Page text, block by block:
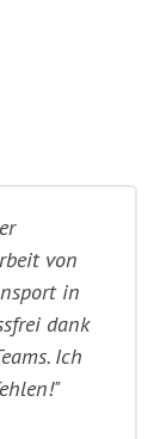
von
in
dank
Ich